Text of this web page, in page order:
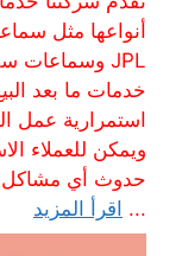
أنواعها مثل
خدمات ما بعد
استمرارية عمل
ويمكن للعملاء
حدوث أي مشاكل
... اقرأ المزيد